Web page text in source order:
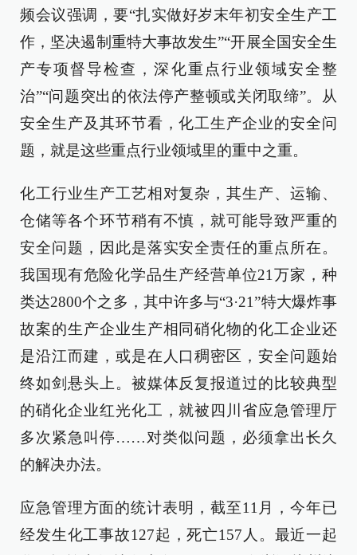
频会议强调，要“扎实做好岁末年初安全生产工
作，坚决遏制重特大事故发生”“开展全国安全生
产专项督导检查，深化重点行业领域安全整
治”“问题突出的依法停产整顿或关闭取缔”。从
安全生产及其环节看，化工生产企业的安全问
题，就是这些重点行业领域里的重中之重。
化工行业生产工艺相对复杂，其生产、运输、
仓储等各个环节稍有不慎，就可能导致严重的
安全问题，因此是落实安全责任的重点所在。
我国现有危险化学品生产经营单位21万家，种
类达2800个之多，其中许多与“3·21”特大爆炸事
故案的生产企业生产相同硝化物的化工企业还
是沿江而建，或是在人口稠密区，安全问题始
终如剑悬头上。被媒体反复报道过的比较典型
的硝化企业红光化工，就被四川省应急管理厅
多次紧急叫停……对类似问题，必须拿出长久
的解决办法。
应急管理方面的统计表明，截至11月，今年已
经发生化工事故127起，死亡157人。最近一起